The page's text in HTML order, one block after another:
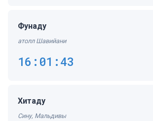
Фунаду
атолл Шавийани
16:01:43
Хитаду
Сину, Мальдивы